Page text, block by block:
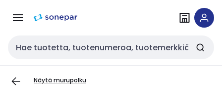
navigointiinsisältöön
Haku
Näytä murupolku